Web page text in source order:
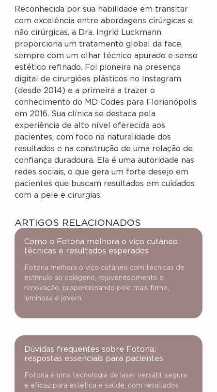
Reconhecida por sua habilidade em transitar
com excelência entre abordagens cirúrgicas e
não cirúrgicas, a Dra. Ingrid Luckmann
proporciona um tratamento global da face,
sempre com um olhar técnico apurado e senso
estético refinado. Foi pioneira na presença
digital de cirurgiões plásticos no Instagram
(desde 2014) e a primeira a trazer o
conhecimento do MD Codes para Florianópolis
em 2016. Sua clínica se destaca pela
experiência de alto nível oferecida aos
pacientes, com foco na naturalidade dos
resultados e na construção de uma relação de
confiança duradoura. Ela é uma autoridade nas
redes sociais, o que gera um forte desejo em
pacientes que buscam resultados em cuidados
com a pele e cirurgias.
ARTIGOS RELACIONADOS
Como o Fotona melhora o viço cutâneo:
técnicas e resultados esperados
Fotona melhora o viço cutâneo com técnicas de
estímulo ao colágeno, rejuvenescimento e
renovação, proporcionando pele mais firme,
luminosa e jovem.
Dúvidas frequentes sobre Fotona:
respostas essenciais para pacientes
Fotona é uma tecnologia de laser versátil, segura
e eficaz para estética e saúde, com resultados